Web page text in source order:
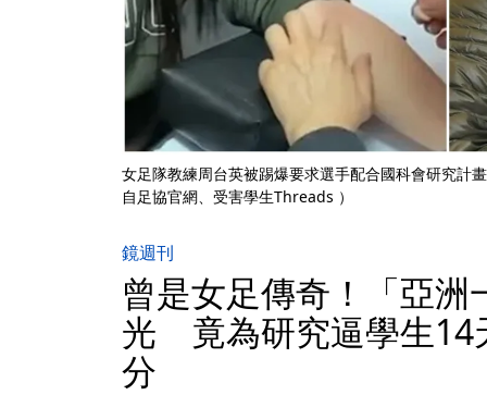
女足隊教練周台英被踢爆要求選手配合國科會研究計
自足協官網、受害學生Threads ）
鏡週刊
曾是女足傳奇！「亞洲
光 竟為研究逼學生14
分